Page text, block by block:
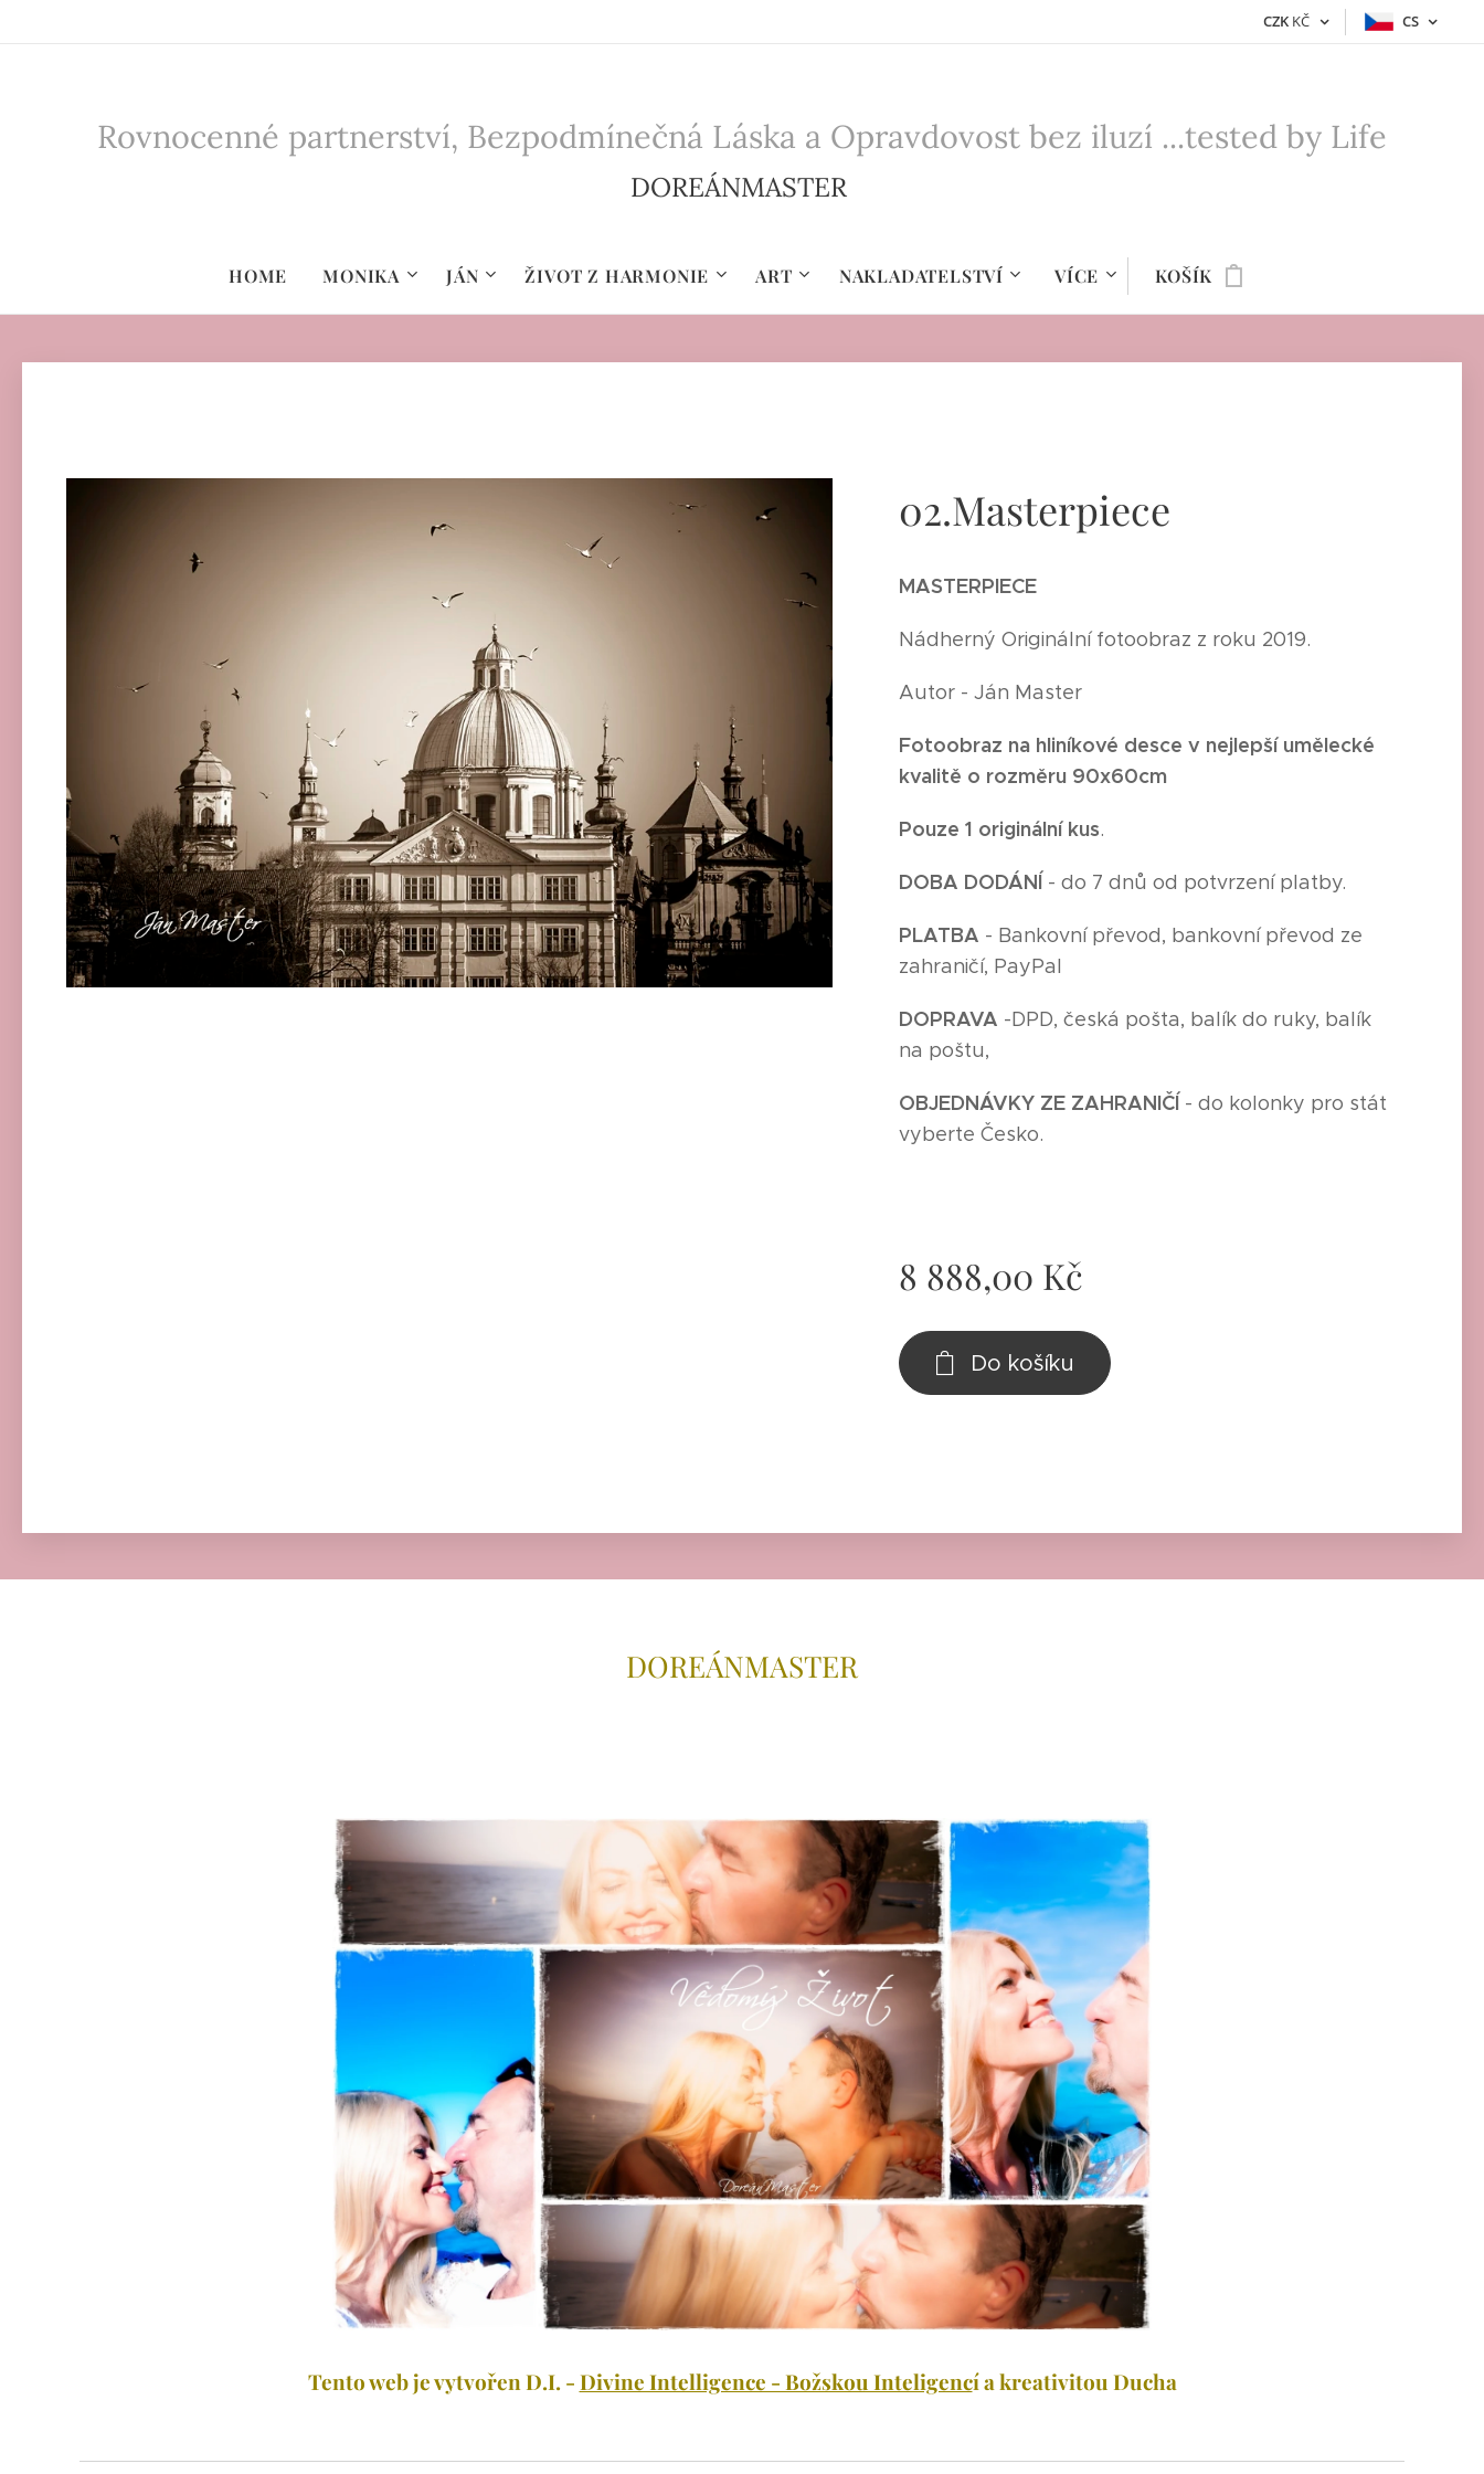
CZK KČ CS
Rovnocenné partnerství, Bezpodmínečná Láska a Opravdovost bez iluzí ...tested by Life
DOREÁNMASTER
HOME MONIKA JÁN ŽIVOT Z HARMONIE ART NAKLADATELSTVÍ VÍCE KOŠÍK
02.Masterpiece
MASTERPIECE
Nádherný Originální fotoobraz z roku 2019.
Autor - Ján Master
Fotoobraz na hliníkové descev nejlepší umělecké
kvalitě o rozměru 90x60cm
Pouze 1 originální kus.
DOBA DODÁNÍ - do 7 dnů od potvrzení platby.
PLATBA - Bankovní převod, bankovní převod ze
zahraničí, PayPal
DOPRAVA -DPD, česká pošta, balík do ruky, balík
na poštu,
OBJEDNÁVKY ZE ZAHRANIČÍ - do kolonky pro stát
vyberte Česko.
8 888,00 Kč
Do košíku
DOREÁNMASTER
Tento web je vytvořen D.I. -Divine Intelligence - Božskou Inteligencí a kreativitou Ducha